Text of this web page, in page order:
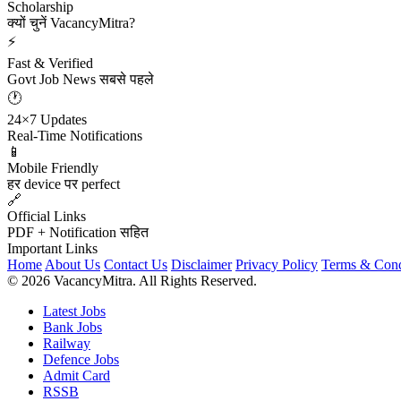
Scholarship
क्यों चुनें VacancyMitra?
⚡
Fast & Verified
Govt Job News सबसे पहले
🕐
24×7 Updates
Real-Time Notifications
📱
Mobile Friendly
हर device पर perfect
🔗
Official Links
PDF + Notification सहित
Important Links
Home About Us Contact Us Disclaimer Privacy Policy Terms &
© 2026 VacancyMitra. All Rights Reserved.
Latest Jobs
Bank Jobs
Railway
Defence Jobs
Admit Card
RSSB